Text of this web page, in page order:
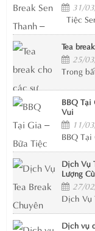
31/
Tiệc
Tea
25/
Trong
BBQ Tại
Vui
11/
BBQ
Dịch Vụ
Lượng
27/
Dịch Vụ
Dịch vụ